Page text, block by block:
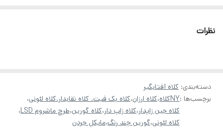
نظرات
دسته‌بندی: کلاه آفتابگیر
برچسب‌ها :NYکلاه ،کلاه ارزان،کلاه بک فیت. کلاه نقابدار.کلاه لئونی،
کلاه جین زاپدار،کلاه زاپ دار،کلاه گورین،طرح ماشروم LSD
،
کلاه لئونی،گورین چند رنگ،مایکل جردن